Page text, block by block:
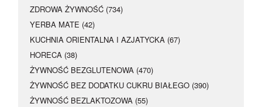
ZDROWA ŻYWNOŚĆ (734)
YERBA MATE (42)
KUCHNIA ORIENTALNA I AZJATYCKA (67)
HORECA (38)
ŻYWNOŚĆ BEZGLUTENOWA (470)
ŻYWNOŚĆ BEZ DODATKU CUKRU BIAŁEGO (390)
ŻYWNOŚĆ BEZLAKTOZOWA (55)